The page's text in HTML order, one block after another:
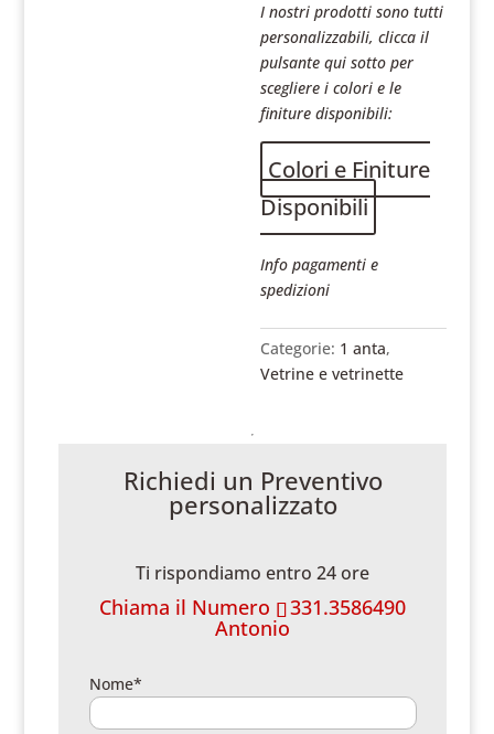
I nostri prodotti sono tutti
personalizzabili, clicca il
pulsante qui sotto per
scegliere i colori e le
finiture disponibili:
Colori e Finiture
Disponibili
Info pagamenti e
spedizioni
Categorie: 1 anta,
Vetrine e vetrinette
Richiedi un Preventivo
personalizzato
Ti rispondiamo entro 24 ore
Chiama il Numero 331.3586490
Antonio
Nome*